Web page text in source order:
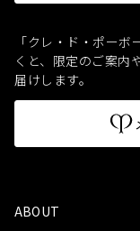
「クレ・ド・ポー
くと、 限定のご案内
届けします。
ABOUT